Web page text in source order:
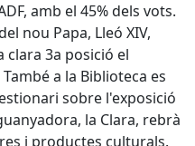
amb el 45% dels vots.
nou Papa, Lleó XIV,
clara 3a posició el
a la Biblioteca es
sobre l'exposició
la Clara, rebrà
i productes culturals.